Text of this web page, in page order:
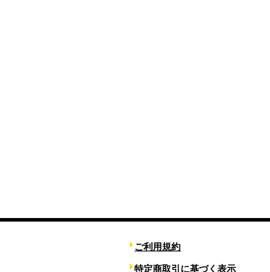
ご利用規約
特定商取引に基づく表示